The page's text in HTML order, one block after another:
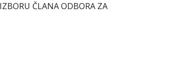
ČLANA ODBORA ZA